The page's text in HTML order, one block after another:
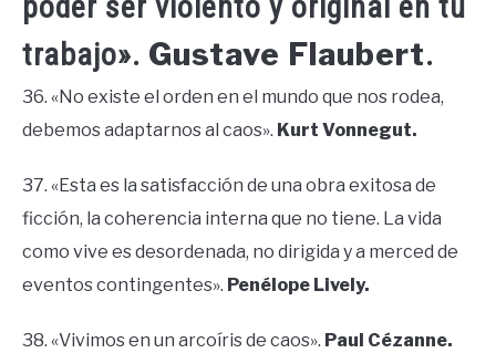
poder ser violento y original en tu
trabajo». Gustave Flaubert.
36. «No existe el orden en el mundo que nos rodea,
debemos adaptarnos al caos». Kurt Vonnegut.
37. «Esta es la satisfacción de una obra exitosa de
ficción, la coherencia interna que no tiene. La vida
como vive es desordenada, no dirigida y a merced de
eventos contingentes». Penélope Lively.
38. «Vivimos en un arcoíris de caos». Paul Cézanne.